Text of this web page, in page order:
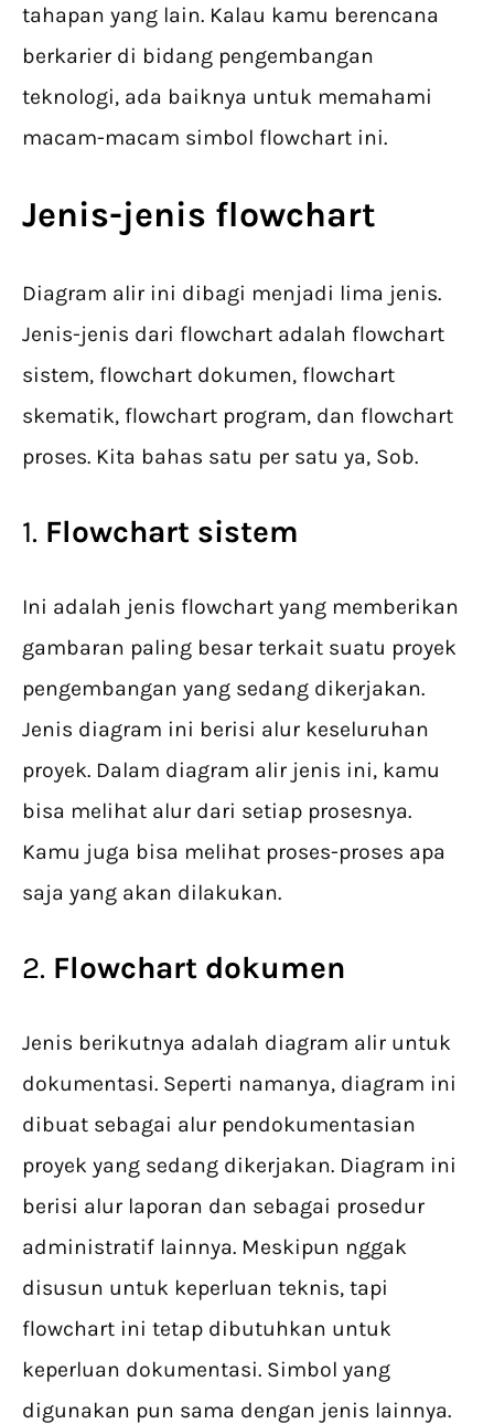
tahapan yang lain. Kalau kamu berencana
berkarier di bidang pengembangan
teknologi, ada baiknya untuk memahami
macam-macam simbol flowchart ini.
Jenis-jenis flowchart
Diagram alir ini dibagi menjadi lima jenis.
Jenis-jenis dari flowchart adalah flowchart
sistem, flowchart dokumen, flowchart
skematik, flowchart program, dan flowchart
proses. Kita bahas satu per satu ya, Sob.
1. Flowchart sistem
Ini adalah jenis flowchart yang memberikan
gambaran paling besar terkait suatu proyek
pengembangan yang sedang dikerjakan.
Jenis diagram ini berisi alur keseluruhan
proyek. Dalam diagram alir jenis ini, kamu
bisa melihat alur dari setiap prosesnya.
Kamu juga bisa melihat proses-proses apa
saja yang akan dilakukan.
2. Flowchart dokumen
Jenis berikutnya adalah diagram alir untuk
dokumentasi. Seperti namanya, diagram ini
dibuat sebagai alur pendokumentasian
proyek yang sedang dikerjakan. Diagram ini
berisi alur laporan dan sebagai prosedur
administratif lainnya. Meskipun nggak
disusun untuk keperluan teknis, tapi
flowchart ini tetap dibutuhkan untuk
keperluan dokumentasi. Simbol yang
digunakan pun sama dengan jenis lainnya.